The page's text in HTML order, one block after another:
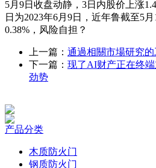
5月9日收盘动静，3日内股价上涨
日为2023年6月9日，近年鲁截至5
0.38%，风险自担？
上一篇： 通過相關市場研究
下一篇： 现了AI财产正在终
劲势
产品分类
木质防火门
钢质防火门